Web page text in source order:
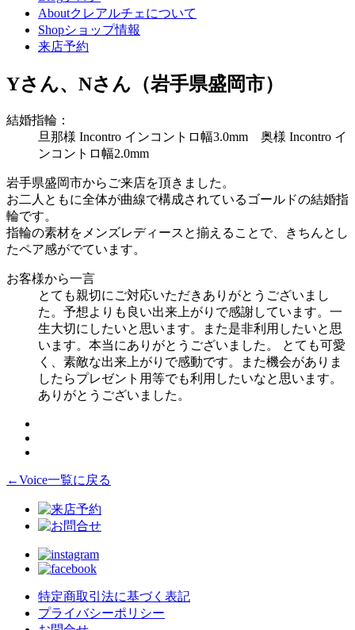
Aboutクレアルチェについて
Shopショップ情報
来店予約
Yさん、Nさん（岩手県盛岡市）
結婚指輪：
旦那様 Incontro インコントロ幅3.0mm 奥様 Incontro イ
ンコントロ幅2.0mm
岩手県盛岡市からご来店を頂きました。
お二人ともに全体が曲線で構成されているゴールドの結婚指
輪です。
指輪の素材をメンズレディースと揃えることで、きちんとし
たペア感がでています。
お客様から一言
とても親切にご対応いただきありがとうございまし
た。予想よりも良い出来上がりで感謝しています。一
生大切にしたいと思います。また是非利用したいと思
います。本当にありがとうございました。 とても可愛
く、素敵な出来上がりで感動です。また機会がありま
したらプレゼント用等でも利用したいなと思います。
ありがとうございました。
←Voice一覧に戻る
特定商取引法に基づく表記
プライバシーポリシー